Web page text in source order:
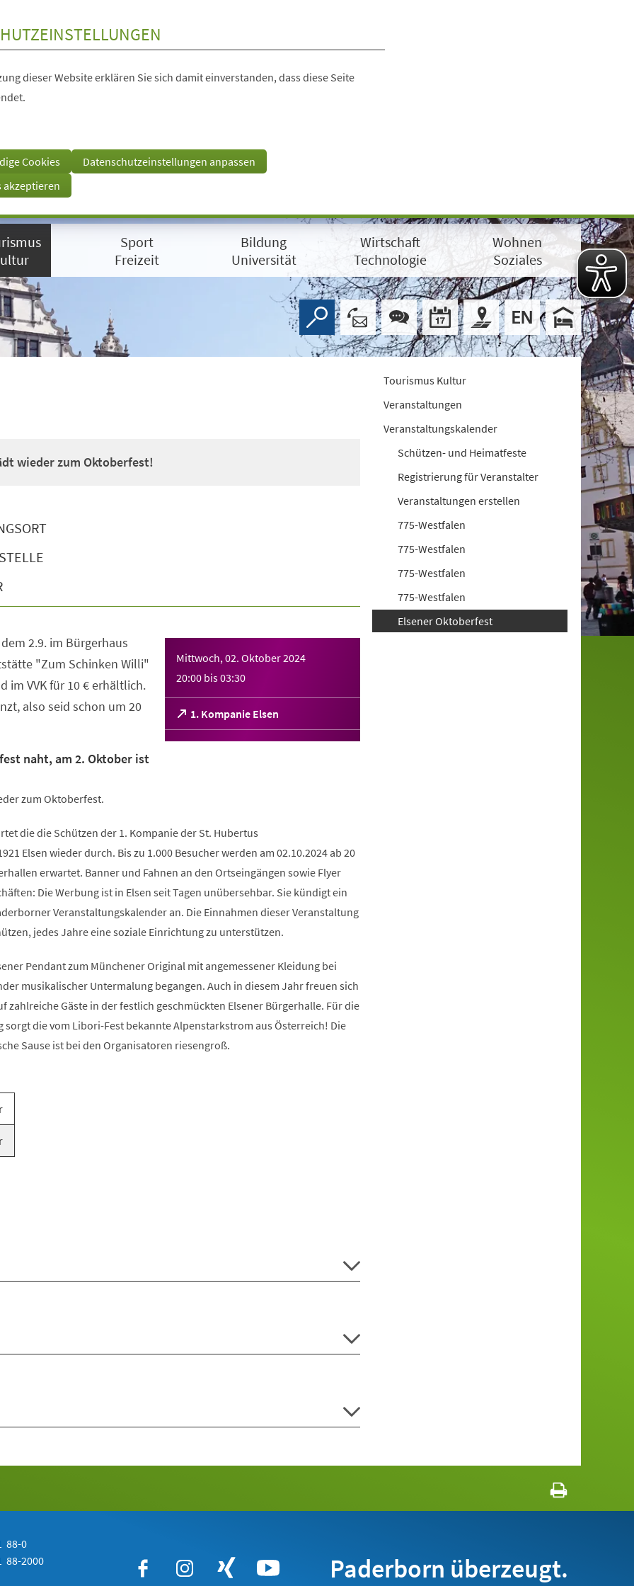
dieser Website erklären Sie sich damit einverstanden, dass diese Seite
Cookies
Datenschutzeinstellungen anpassen
akzeptieren
Sport
Freizeit
Bildung
Universität
Wirtschaft
Technologie
Wohnen
Soziales
wieder zum Oktoberfest!
Mittwoch, 02. Oktober 2024
20:00 bis03:30
1. Kompanie Elsen
(Öffnet
in
einem
2.9. im Bürgerhaus
"Zum Schinken Willi"
im VVK für 10 € erhältlich.
also seid schon um 20
naht, am 2. Oktober ist
zum Oktoberfest.
die die Schützen der 1. Kompanie der St. Hubertus
Elsen wieder durch. Bis zu 1.000 Besucher werden am 02.10.2024 ab 20
erwartet. Banner und Fahnen an den Ortseingängen sowie Flyer
Die Werbung ist in Elsen seit Tagen unübersehbar. Sie kündigt ein
Veranstaltungskalender an. Die Einnahmen dieser Veranstaltung
jedes Jahre eine soziale Einrichtung zu unterstützen.
Pendant zum Münchener Original mit angemessener Kleidung bei
musikalischer Untermalung begangen. Auch in diesem Jahr freuen sich
zahlreiche Gäste in der festlich geschmückten Elsener Bürgerhalle. Für die
sorgt die vom Libori-Fest bekannte Alpenstarkstrom aus Österreich! Die
Sause ist bei den Organisatoren riesengroß.
Tourismus Kultur
Veranstaltungen
Veranstaltungskalender
Schützen- und Heimatfeste
Registrierung für Veranstalter
Veranstaltungen erstellen
775-Westfalen
775-Westfalen
775-Westfalen
775-Westfalen
Elsener Oktoberfest
88-0
88-2000 Paderborn überzeugt.